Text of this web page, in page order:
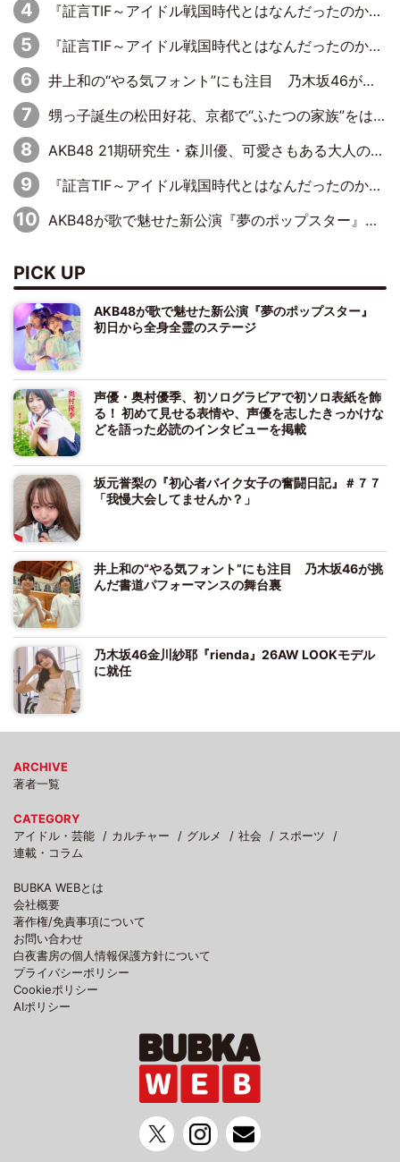
『証言TIF～アイドル戦国時代とはなんだったのか～』第6回：でんぱ組.inc・古川未鈴×相沢梨紗「『ハロプロやりたかったな』って言ったら、夢眠ねむさんに『てめえはでんぱ組．incなんだよ！』って肩パンされて(笑)」
『証言TIF～アイドル戦国時代とはなんだったのか～』第11回：私立恵比寿中学・真山りか×安本彩花「TIFで10年ぶりのキョンシーメイクをしたら、場を完全に引かせてしまって。時代が変わったんだなって」
井上和の“やる気フォント”にも注目 乃木坂46が挑んだ書道パフォーマンスの舞台裏
甥っ子誕生の松田好花、京都で“ふたつの家族”をはしご！ “母”黒谷友香に見送られ、“父”松岡昌宏とはハシゴ酒
AKB48 21期研究生・森川優、可愛さもある大人の女性に
『証言TIF～アイドル戦国時代とはなんだったのか～』第10回：さくら学院・武藤彩未×飯田らうら「正直、中3で辞めるというのを信じてなくて。そう言われてはいたけど、嘘でしょって」
AKB48が歌で魅せた新公演『夢のポップスター』 初日から全身全霊のステージ
PICK UP
AKB48が歌で魅せた新公演『夢のポップスター』
初日から全身全霊のステージ
声優・奥村優季、初ソログラビアで初ソロ表紙を飾
る！ 初めて見せる表情や、声優を志したきっかけな
どを語った必読のインタビューを掲載
坂元誉梨の『初心者バイク女子の奮闘日記』＃７７
「我慢大会してませんか？」
井上和の“やる気フォント”にも注目 乃木坂46が挑
んだ書道パフォーマンスの舞台裏
乃木坂46金川紗耶『rienda』26AW LOOKモデル
に就任
ARCHIVE
著者一覧
CATEGORY
アイドル・芸能
カルチャー グルメ 社会
スポーツ
連載・コラム
BUBKA WEBとは
会社概要
著作権/免責事項について
お問い合わせ
白夜書房の個人情報保護方針について
プライバシーポリシー
Cookieポリシー
AIポリシー